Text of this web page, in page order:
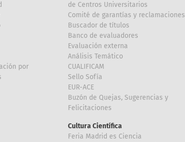
por
de Centros Universitarios
Comité de garantías y reclamaciones
Buscador de títulos
Banco de evaluadores
Evaluación externa
Análisis Temático
CUALIFICAM
Sello Sofía
EUR-ACE
Buzón de Quejas, Sugerencias y
Felicitaciones
Cultura Científica
Feria Madrid es Ciencia